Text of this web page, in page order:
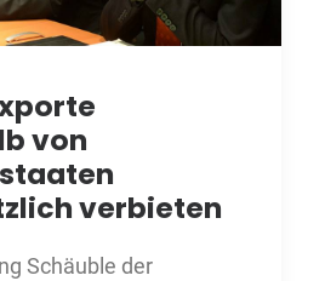
von
verbieten
Schäuble der